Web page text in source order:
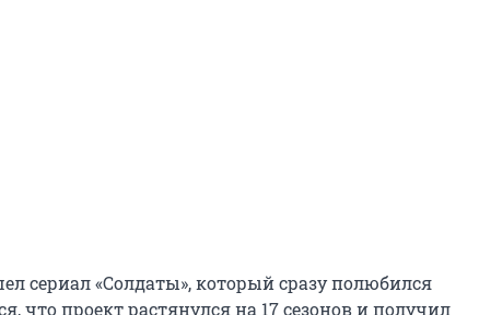
сериал «Солдаты», который сразу полюбился
что проект растянулся на 17 сезонов и получил